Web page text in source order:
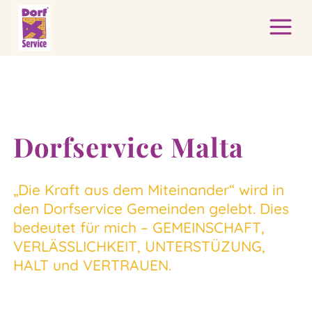
Dorfservice Malta
„Die Kraft aus dem Miteinander“ wird in
den Dorfservice Gemeinden gelebt. Dies
bedeutet für mich – GEMEINSCHAFT,
VERLÄSSLICHKEIT, UNTERSTÜZUNG,
HALT und VERTRAUEN.